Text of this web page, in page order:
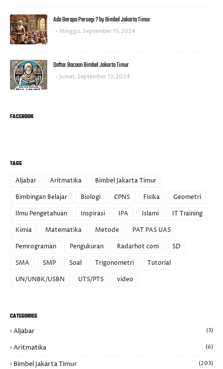
Ada Berapa Persegi ? by Bimbel Jakarta Timur
Minggu, September 15, 2024
Daftar Bacaan Bimbel Jakarta Timur
Jumat, September 13, 2024
FACEBOOK
TAGS
Aljabar
Aritmatika
Bimbel Jakarta Timur
Bimbingan Belajar
Biologi CPNS Fisika
Geometri
Ilmu Pengetahuan
Inspirasi IPA Islami
IT Training
Kimia
Matematika Metode
PAT PAS UAS
Pemrograman
Pengukuran Radarhot com
SD
SMA
SMP Soal Trigonometri
Tutorial
UN/UNBK/USBN
UTS/PTS video
CATEGORIES
Aljabar (3)
Aritmatika (6)
Bimbel Jakarta Timur (203)